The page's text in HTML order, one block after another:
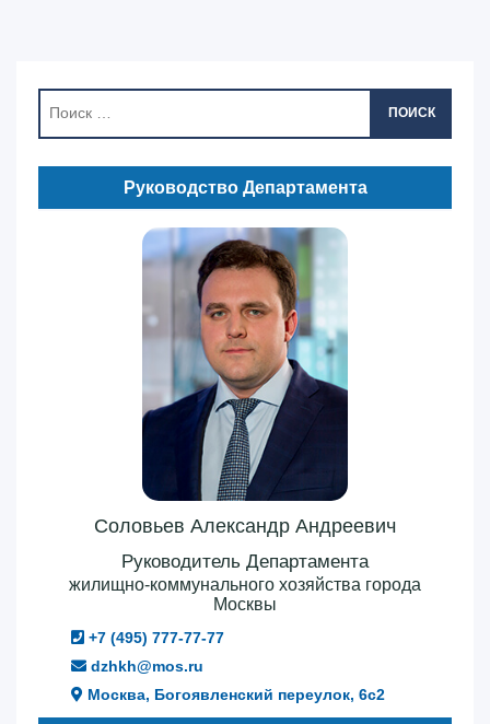
ПОИСК
Руководство Департамента
Соловьев Александр Андреевич
Руководитель Департамента
жилищно-коммунального хозяйства города
Москвы
+7 (495) 777-77-77
dzhkh@mos.ru
Москва, Богоявленский переулок, 6с2